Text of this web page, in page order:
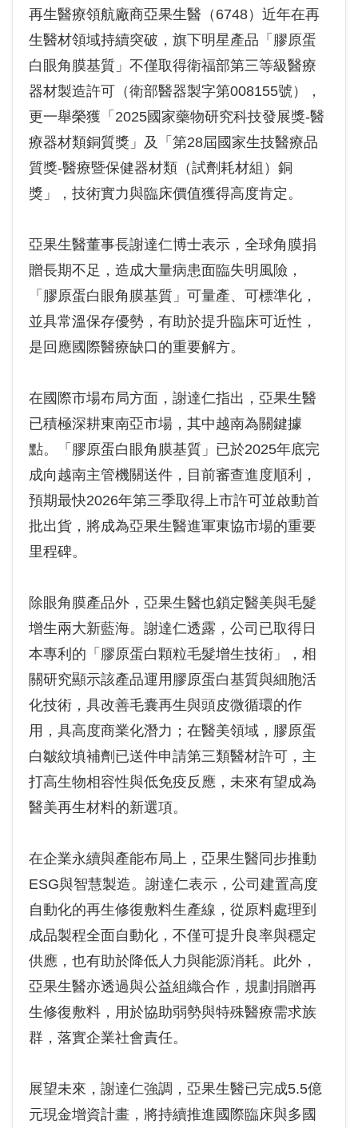
再生醫療領航廠商亞果生醫（6748）近年在再
生醫材領域持續突破，旗下明星產品「膠原蛋
白眼角膜基質」不僅取得衛福部第三等級醫療
器材製造許可（衛部醫器製字第008155號），
更一舉榮獲「2025國家藥物研究科技發展獎-醫
療器材類銅質獎」及「第28屆國家生技醫療品
質獎-醫療暨保健器材類（試劑耗材組）銅
獎」，技術實力與臨床價值獲得高度肯定。
亞果生醫董事長謝達仁博士表示，全球角膜捐
贈長期不足，造成大量病患面臨失明風險，
「膠原蛋白眼角膜基質」可量產、可標準化，
並具常溫保存優勢，有助於提升臨床可近性，
是回應國際醫療缺口的重要解方。
在國際市場布局方面，謝達仁指出，亞果生醫
已積極深耕東南亞市場，其中越南為關鍵據
點。「膠原蛋白眼角膜基質」已於2025年底完
成向越南主管機關送件，目前審查進度順利，
預期最快2026年第三季取得上市許可並啟動首
批出貨，將成為亞果生醫進軍東協市場的重要
里程碑。
除眼角膜產品外，亞果生醫也鎖定醫美與毛髮
增生兩大新藍海。謝達仁透露，公司已取得日
本專利的「膠原蛋白顆粒毛髮增生技術」，相
關研究顯示該產品運用膠原蛋白基質與細胞活
化技術，具改善毛囊再生與頭皮微循環的作
用，具高度商業化潛力；在醫美領域，膠原蛋
白皺紋填補劑已送件申請第三類醫材許可，主
打高生物相容性與低免疫反應，未來有望成為
醫美再生材料的新選項。
在企業永續與產能布局上，亞果生醫同步推動
ESG與智慧製造。謝達仁表示，公司建置高度
自動化的再生修復敷料生產線，從原料處理到
成品製程全面自動化，不僅可提升良率與穩定
供應，也有助於降低人力與能源消耗。此外，
亞果生醫亦透過與公益組織合作，規劃捐贈再
生修復敷料，用於協助弱勢與特殊醫療需求族
群，落實企業社會責任。
展望未來，謝達仁強調，亞果生醫已完成5.5億
元現金增資計畫，將持續推進國際臨床與多國